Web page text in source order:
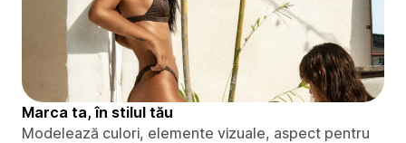
Marca ta, în stilul tău
Modelează culori, elemente vizuale, aspect pentru